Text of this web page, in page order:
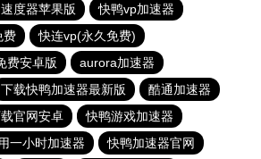
度器苹果版
快鸭vp加速器
费
快连vp(永久免费)
费安卓版
aurora加速器
下载快鸭加速器最新版
酷通加速器
官网安卓
快鸭游戏加速器
一小时加速器
快鸭加速器官网